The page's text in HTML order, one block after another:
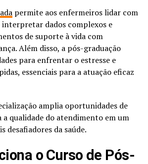
permite aos enfermeiros lidar com
dados complexos e
de suporte à vida com
Além disso, a pós-graduação
para enfrentar o estresse e
essenciais para a atuação eficaz
amplia oportunidades de
a qualidade do atendimento em um
desafiadores da saúde.
o Curso de Pós-